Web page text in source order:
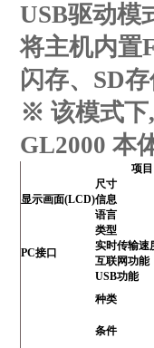
USB驱动模
将主机内置
闪存、SD
※ 该模式下
GL2000 本
项目
显示画面(LCD)
尺寸
信息
语言
PC接口
类型
实时传输速
互联网功能
USB功能
种类
条件